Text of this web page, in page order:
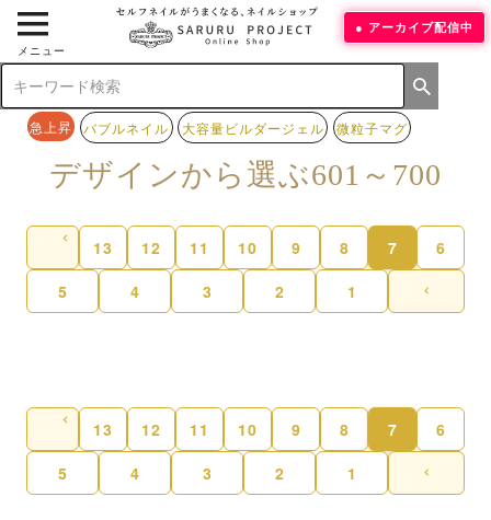
メニュー
急上昇 バブルネイル 大容量ビルダージェル 微粒子マグ
アーカイブ配信中
デザインから選ぶ601～700
13 12 11 10 9 8 7
6
5
4 3 2 1
13 12 11 10 9 8 7
6
5
4 3 2 1